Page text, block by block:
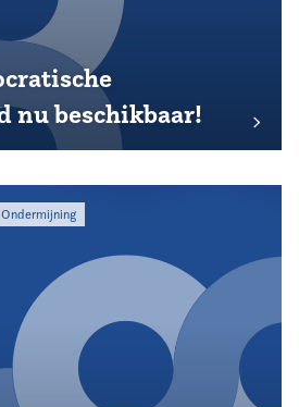
nu beschikbaar!